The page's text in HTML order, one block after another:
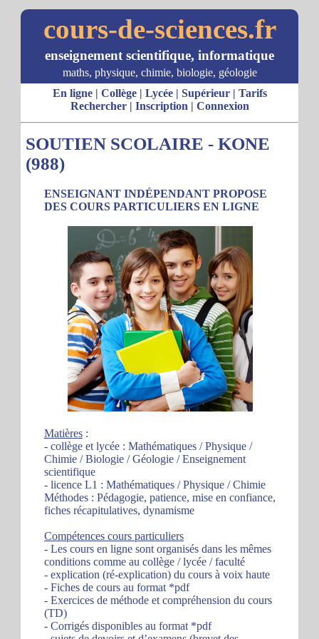
cours-de-sciences.fr
enseignement scientifique, informatique
maths, physique, chimie, biologie, géologie
En ligne| Collège| Lycée| Supérieur| Tarifs
Rechercher| Inscription | Connexion
SOUTIEN SCOLAIRE - KONE
(988)
ENSEIGNANT INDÉPENDANT PROPOSE
DES COURS PARTICULIERS EN LIGNE
Matières :
- collège et lycée : Mathématiques / Physique /
Chimie / Biologie / Géologie / Enseignement
scientifique
- licence L1 : Mathématiques / Physique / Chimie
Méthodes : Pédagogie, patience, mise en confiance,
fiches récapitulatives, dynamisme
Compétences cours particuliers
- Les cours en ligne sont organisés dans les mêmes
conditions comme au collège / lycée / faculté
- explication (ré-explication) du cours à voix haute
- Fiches de cours au format *pdf
- Exercices de méthode et compréhension du cours
(TD)
- Corrigés disponibles au format *pdf